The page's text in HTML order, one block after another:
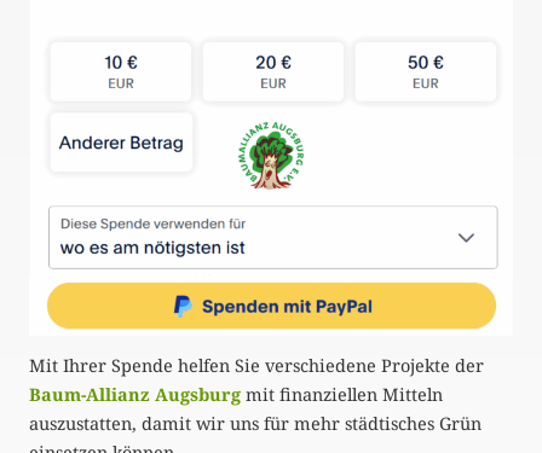
Mit Ihrer Spende helfen Sie verschiedene Projekte der
Baum-Allianz Augsburg mit finanziellen Mitteln
auszustatten, damit wir uns für mehr städtisches Grün